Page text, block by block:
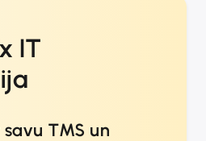
IT
TMS un